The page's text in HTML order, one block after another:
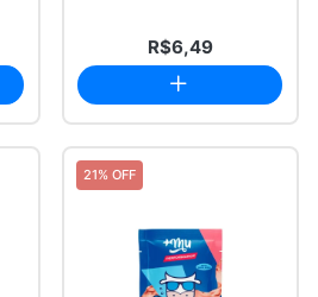
R$6,49
21% OFF